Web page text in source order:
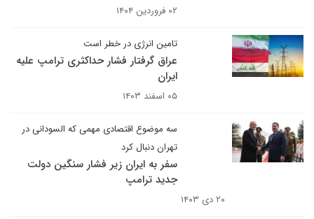
۰۲ فروردین ۱۴۰۴
تامین انرژی در خطر است
عراق گرفتار فشار حداکثری ترامپ علیه
ایران
۰۵ اسفند ۱۴۰۳
سه موضوع اقتصادی مهمی که السودانی در
تهران دنبال کرد
سفر به ایران زیر فشار سنگین دولت
جدید ترامپ
۲۰ دی ۱۴۰۳